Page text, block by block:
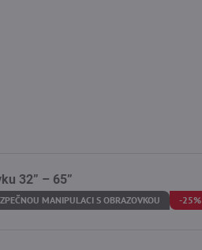
32” – 65”
MANIPULACI S OBRAZOVKOU -25%